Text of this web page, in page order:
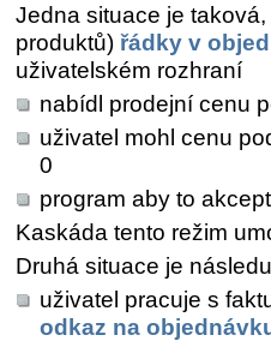
Jedna situace je
produktů) řádky v
uživatelském rozhraní
nabídl prodejní cenu
uživatel mohl cenu
0
program aby to
Kaskáda tento režim
Druhá situace je
uživatel pracuje s
odkaz na